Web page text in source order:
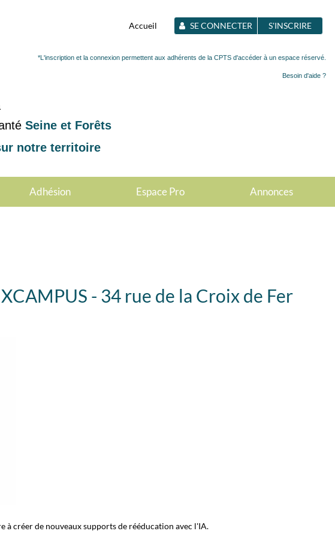
Accueil SE CONNECTER S'INSCRIRE
*L'inscription et la connexion permettent aux adhérents de la CPTS d'accéder à un espace réservé.
Besoin d'aide ?
Seine et Forêts
notre territoire
Adhésion Espace Pro Annonces
- 34 rue de la Croix de Fer
à créer de nouveaux supports de rééducation avec l'IA.